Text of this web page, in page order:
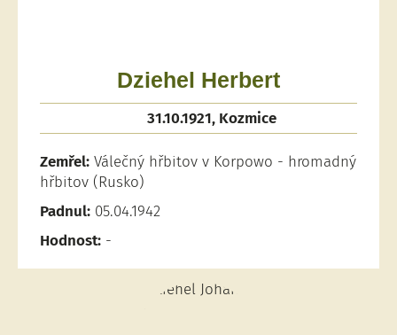
Dziehel Herbert
31.10.1921, Kozmice
Zemřel: Válečný hřbitov v Korpowo - hromadný
hřbitov (Rusko)
Padnul: 05.04.1942
Hodnost: -